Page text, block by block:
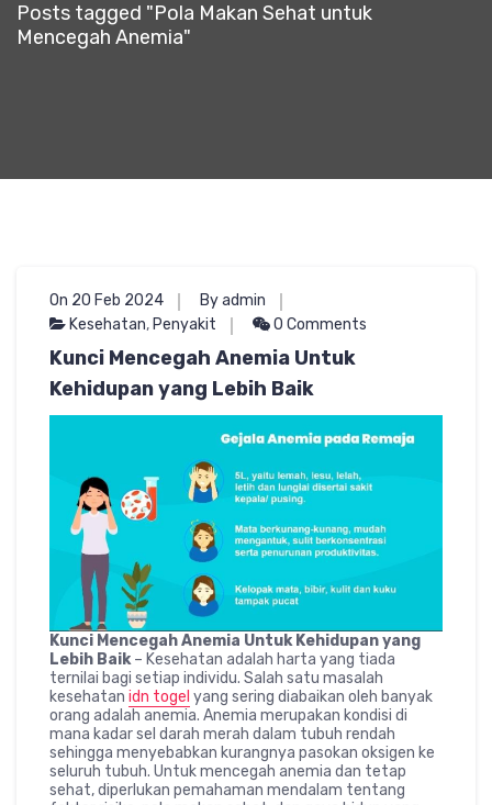
Posts tagged "Pola Makan Sehat untuk
Mencegah Anemia"
On 20 Feb 2024
By admin
Kesehatan, Penyakit 0 Comments
Kunci Mencegah Anemia Untuk
Kehidupan yang Lebih Baik
Kunci Mencegah Anemia Untuk Kehidupan yang
Lebih Baik– Kesehatan adalah harta yang tiada
ternilai bagi setiap individu. Salah satu masalah
kesehatan idn togel yang sering diabaikan oleh banyak
orang adalah anemia. Anemia merupakan kondisi di
mana kadar sel darah merah dalam tubuh rendah
sehingga menyebabkan kurangnya pasokan oksigen ke
seluruh tubuh. Untuk mencegah anemia dan tetap
sehat, diperlukan pemahaman mendalam tentang